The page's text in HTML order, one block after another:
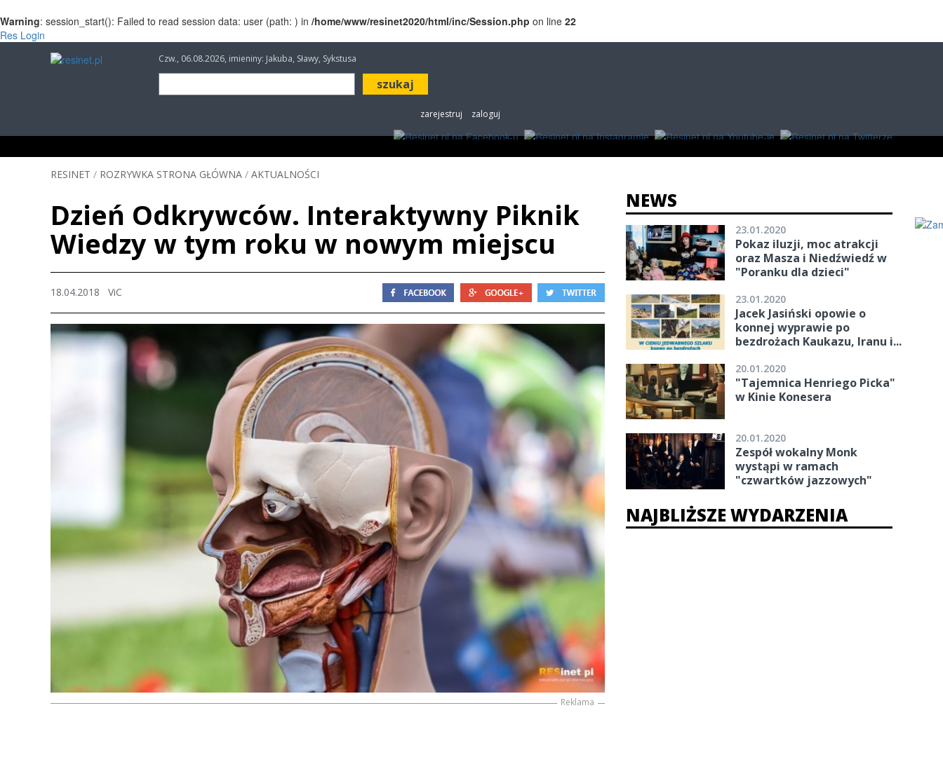
Warning: session_start(): Failed to read session data: user (path: ) in /home/www/resinet2020/html/inc/Session.php on line 22
Res Login
Czw., 06.08.2026, imieniny: Jakuba, Sławy, Sykstusa
zarejestruj zaloguj
INFORMACJE INWESTYCJE IMPREZY
RESINET / ROZRYWKA STRONA GŁÓWNA / AKTUALNOŚCI
Dzień Odkrywców. Interaktywny Piknik
Wiedzy w tym roku w nowym miejscu
18.04.2018 ViC
Reklama
NEWS
23.01.2020
Pokaz iluzji, moc atrakcji
oraz Masza i Niedźwiedź w
"Poranku dla dzieci"
23.01.2020
Jacek Jasiński opowie o
konnej wyprawie po
bezdrożach Kaukazu, Iranu i...
20.01.2020
"Tajemnica Henriego Picka"
w Kinie Konesera
20.01.2020
Zespół wokalny Monk
wystąpi w ramach
"czwartków jazzowych"
NAJBLIŻSZE WYDARZENIA